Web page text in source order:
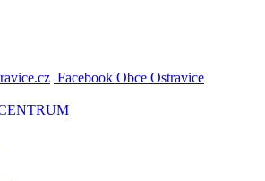
Facebook Obce Ostravice